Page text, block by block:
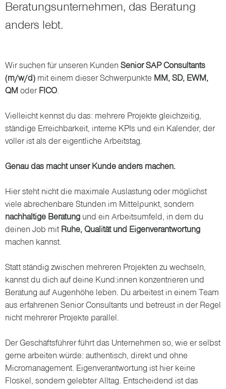
Beratungsunternehmen, das Beratung
anders lebt.
Wir suchen für unseren Kunden Senior SAP Consultants
(m/w/d) mit einem dieser Schwerpunkte MM, SD, EWM,
QM oderFICO.
Vielleicht kennst du das: mehrere Projekte gleichzeitig,
ständige Erreichbarkeit, interne KPIs und ein Kalender, der
voller ist als der eigentliche Arbeitstag.
Genau das macht unser Kunde anders machen.
Hier steht nicht die maximale Auslastung oder möglichst
viele abrechenbare Stunden im Mittelpunkt, sondern
nachhaltige Beratung und ein Arbeitsumfeld, in dem du
deinen Job mit Ruhe, Qualität und Eigenverantwortung
machen kannst.
Statt ständig zwischen mehreren Projekten zu wechseln,
kannst du dich auf deine Kund:innen konzentrieren und
Beratung auf Augenhöhe leben. Du arbeitest in einem Team
aus erfahrenen Senior Consultants und betreust in der Regel
nicht mehrerer Projekte parallel.
Der Geschäftsführer führt das Unternehmen so, wie er selbst
gerne arbeiten würde: authentisch, direkt und ohne
Micromanagement. Eigenverantwortung ist hier keine
Floskel, sondern gelebter Alltag. Entscheidend ist das